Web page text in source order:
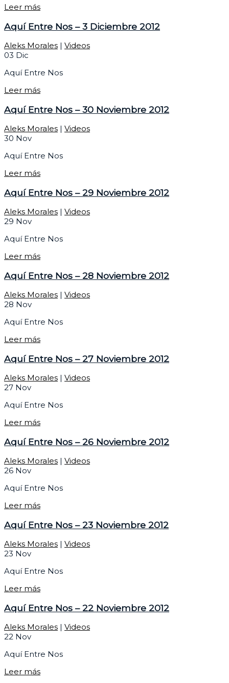
Leer más
Aquí Entre Nos – 3 Diciembre 2012
Aleks Morales | Videos
03 Dic
Aquí Entre Nos
Leer más
Aquí Entre Nos – 30 Noviembre 2012
Aleks Morales | Videos
30 Nov
Aquí Entre Nos
Leer más
Aquí Entre Nos – 29 Noviembre 2012
Aleks Morales | Videos
29 Nov
Aquí Entre Nos
Leer más
Aquí Entre Nos – 28 Noviembre 2012
Aleks Morales | Videos
28 Nov
Aquí Entre Nos
Leer más
Aquí Entre Nos – 27 Noviembre 2012
Aleks Morales | Videos
27 Nov
Aquí Entre Nos
Leer más
Aquí Entre Nos – 26 Noviembre 2012
Aleks Morales | Videos
26 Nov
Aquí Entre Nos
Leer más
Aquí Entre Nos – 23 Noviembre 2012
Aleks Morales | Videos
23 Nov
Aquí Entre Nos
Leer más
Aquí Entre Nos – 22 Noviembre 2012
Aleks Morales | Videos
22 Nov
Aquí Entre Nos
Leer más